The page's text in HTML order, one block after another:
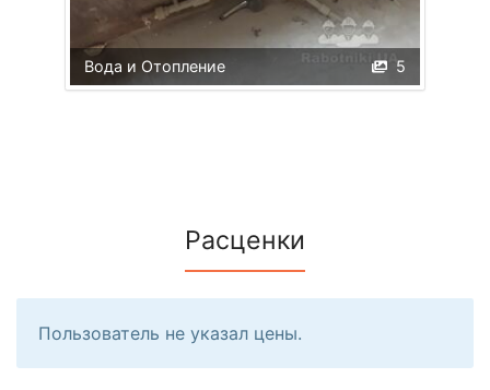
5
Вода и Отопление
Расценки
Пользователь не указал цены.